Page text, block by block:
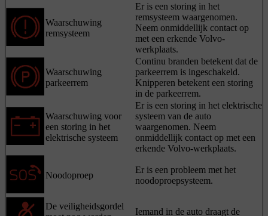
Waarschuwing
remsysteem
Er is een storing in het
remsysteem waargenomen.
Neem onmiddellijk contact op
met een erkende Volvo-
werkplaats.
Waarschuwing
parkeerrem
Continu branden betekent dat de
parkeerrem is ingeschakeld.
Knipperen betekent een storing
in de parkeerrem.
Waarschuwing voor
een storing in het
elektrische systeem
Er is een storing in het elektrische
systeem van de auto
waargenomen. Neem
onmiddellijk contact op met een
erkende Volvo-werkplaats.
Noodoproep
Er is een probleem met het
noodoproepsysteem.
De veiligheidsgordel
Iemand in de auto draagt de